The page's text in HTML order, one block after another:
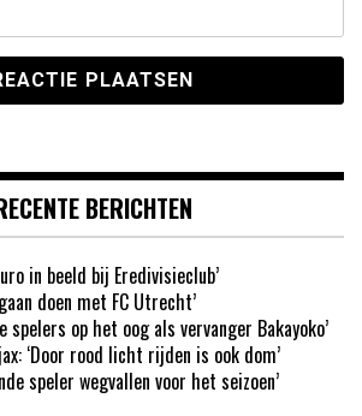
BERICHTEN
in beeld bij Eredivisieclub’
doen met FC Utrecht’
spelers op het oog als vervanger Bakayoko’
‘Door rood licht rijden is ook dom’
speler wegvallen voor het seizoen’